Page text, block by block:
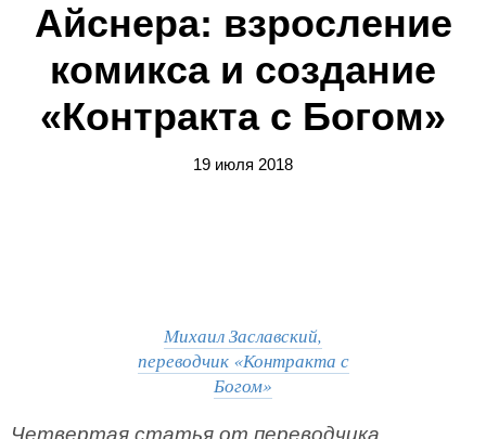
Айснера: взросление
комикса и создание
«Контракта с Богом»
19 июля 2018
Михаил Заславский,
переводчик «Контракта с
Богом»
Четвертая статья от переводчика